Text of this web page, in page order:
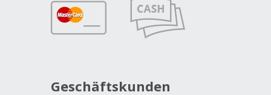
Geschäftskunden